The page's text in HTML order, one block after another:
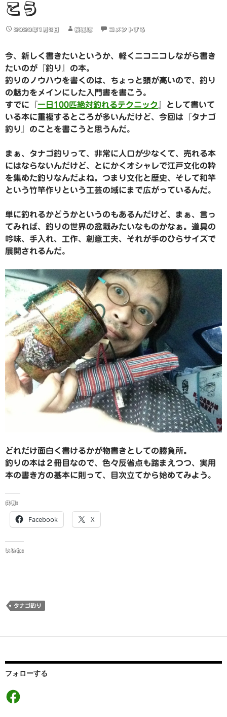
こう
2020年1月3日 桜風涼 コメントする
今、新しく書きたいというか、軽くニコニコしながら書き
たいのが『釣り』の本。
釣りのノウハウを書くのは、ちょっと頭が高いので、釣り
の魅力をメインにした入門書を書こう。
すでに『一日100匹絶対釣れるテクニック
』として書いて
いる本に重複するところが多いんだけど、今回は『タナゴ
釣り』のことを書こうと思うんだ。
まぁ、タナゴ釣りって、非常に人口が少なくて、売れる本
にはならないんだけど、とにかくオシャレで江戸文化の粋
を集めた釣りなんだよね。つまり文化と歴史、そして和竿
という竹竿作りという工芸の域にまで広がっているんだ。
単に釣れるかどうかというのもあるんだけど、まぁ、言っ
てみれば、釣りの世界の盆栽みたいなものかなぁ。道具の
吟味、手入れ、工作、創意工夫、それが手のひらサイズで
展開されるんだ。
どれだけ面白く書けるかが物書きとしての勝負所。
釣りの本は２冊目なので、色々反省点も踏まえつつ、実用
本の書き方の基本に則って、目次立てから始めてみよう。
共有:
Facebook X
いいね:
タナゴ釣り
フォローする
Facebook